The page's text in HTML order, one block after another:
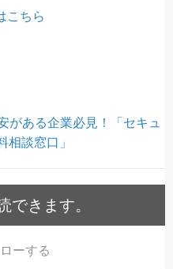
こちら
がある企業必見！「セキュ
相談窓口」
できます。
ーする